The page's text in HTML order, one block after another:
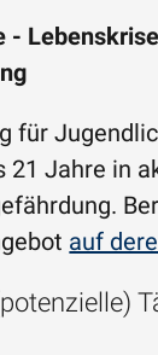
-
für
21 Jahre in
auf